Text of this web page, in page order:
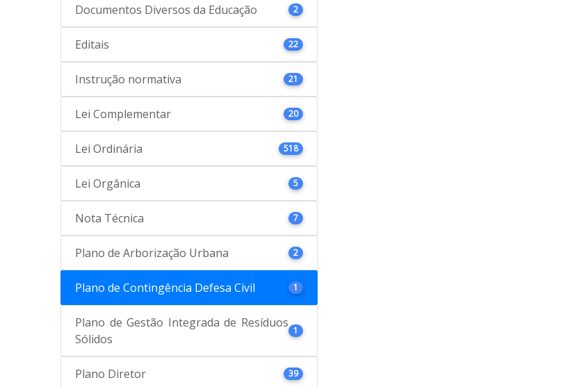
Documentos Diversos da Educação 2
Editais 22
Instrução normativa 21
Lei Complementar 20
Lei Ordinária 518
Lei Orgânica 5
Nota Técnica 7
Plano de Arborização Urbana 2
Plano de Contingência Defesa Civil 1
Plano de Gestão Integrada de Resíduos
Sólidos
1
Plano Diretor 39